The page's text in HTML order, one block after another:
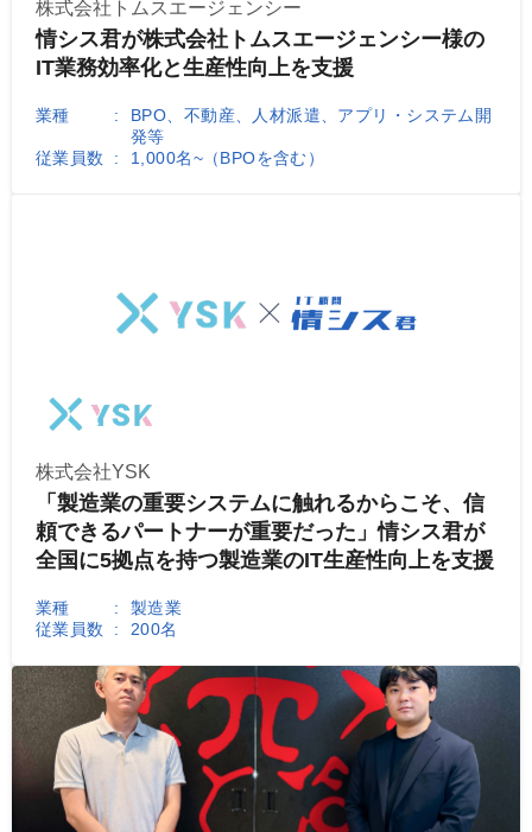
株式会社トムスエージェンシー
情シス君が株式会社トムスエージェンシー様の
IT業務効率化と生産性向上を支援
業種
BPO、不動産、人材派遣、アプリ・システム開
発等
従業員数
1,000名~（BPOを含む）
株式会社YSK
「製造業の重要システムに触れるからこそ、信
頼できるパートナーが重要だった」情シス君が
全国に5拠点を持つ製造業のIT生産性向上を支援
業種
製造業
従業員数
200名